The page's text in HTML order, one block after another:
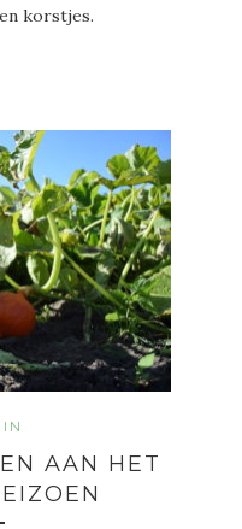
korstjes.
AAN HET